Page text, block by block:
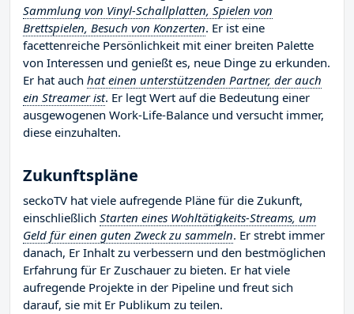
Sammlung von Vinyl-Schallplatten, Spielen von
Brettspielen, Besuch von Konzerten. Er ist eine
facettenreiche Persönlichkeit mit einer breiten Palette
von Interessen und genießt es, neue Dinge zu erkunden.
Er hat auch hat einen unterstützenden Partner, der auch
ein Streamer ist. Er legt Wert auf die Bedeutung einer
ausgewogenen Work-Life-Balance und versucht immer,
diese einzuhalten.
Zukunftspläne
seckoTV hat viele aufregende Pläne für die Zukunft,
einschließlich Starten eines Wohltätigkeits-Streams, um
Geld für einen guten Zweck zu sammeln. Er strebt immer
danach, Er Inhalt zu verbessern und den bestmöglichen
Erfahrung für Er Zuschauer zu bieten. Er hat viele
aufregende Projekte in der Pipeline und freut sich
darauf, sie mit Er Publikum zu teilen.